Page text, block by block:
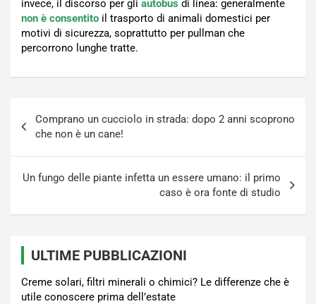
invece, il discorso per gli autobus di linea: generalmente
non è consentito il trasporto di animali domestici per
motivi di sicurezza, soprattutto per pullman che
percorrono lunghe tratte.
articoli
Comprano un cucciolo in strada: dopo 2 anni scoprono
che non è un cane!
Un fungo delle piante infetta un essere umano: il primo
caso è ora fonte di studio
ULTIME PUBBLICAZIONI
Creme solari, filtri minerali o chimici? Le differenze che è
utile conoscere prima dell’estate